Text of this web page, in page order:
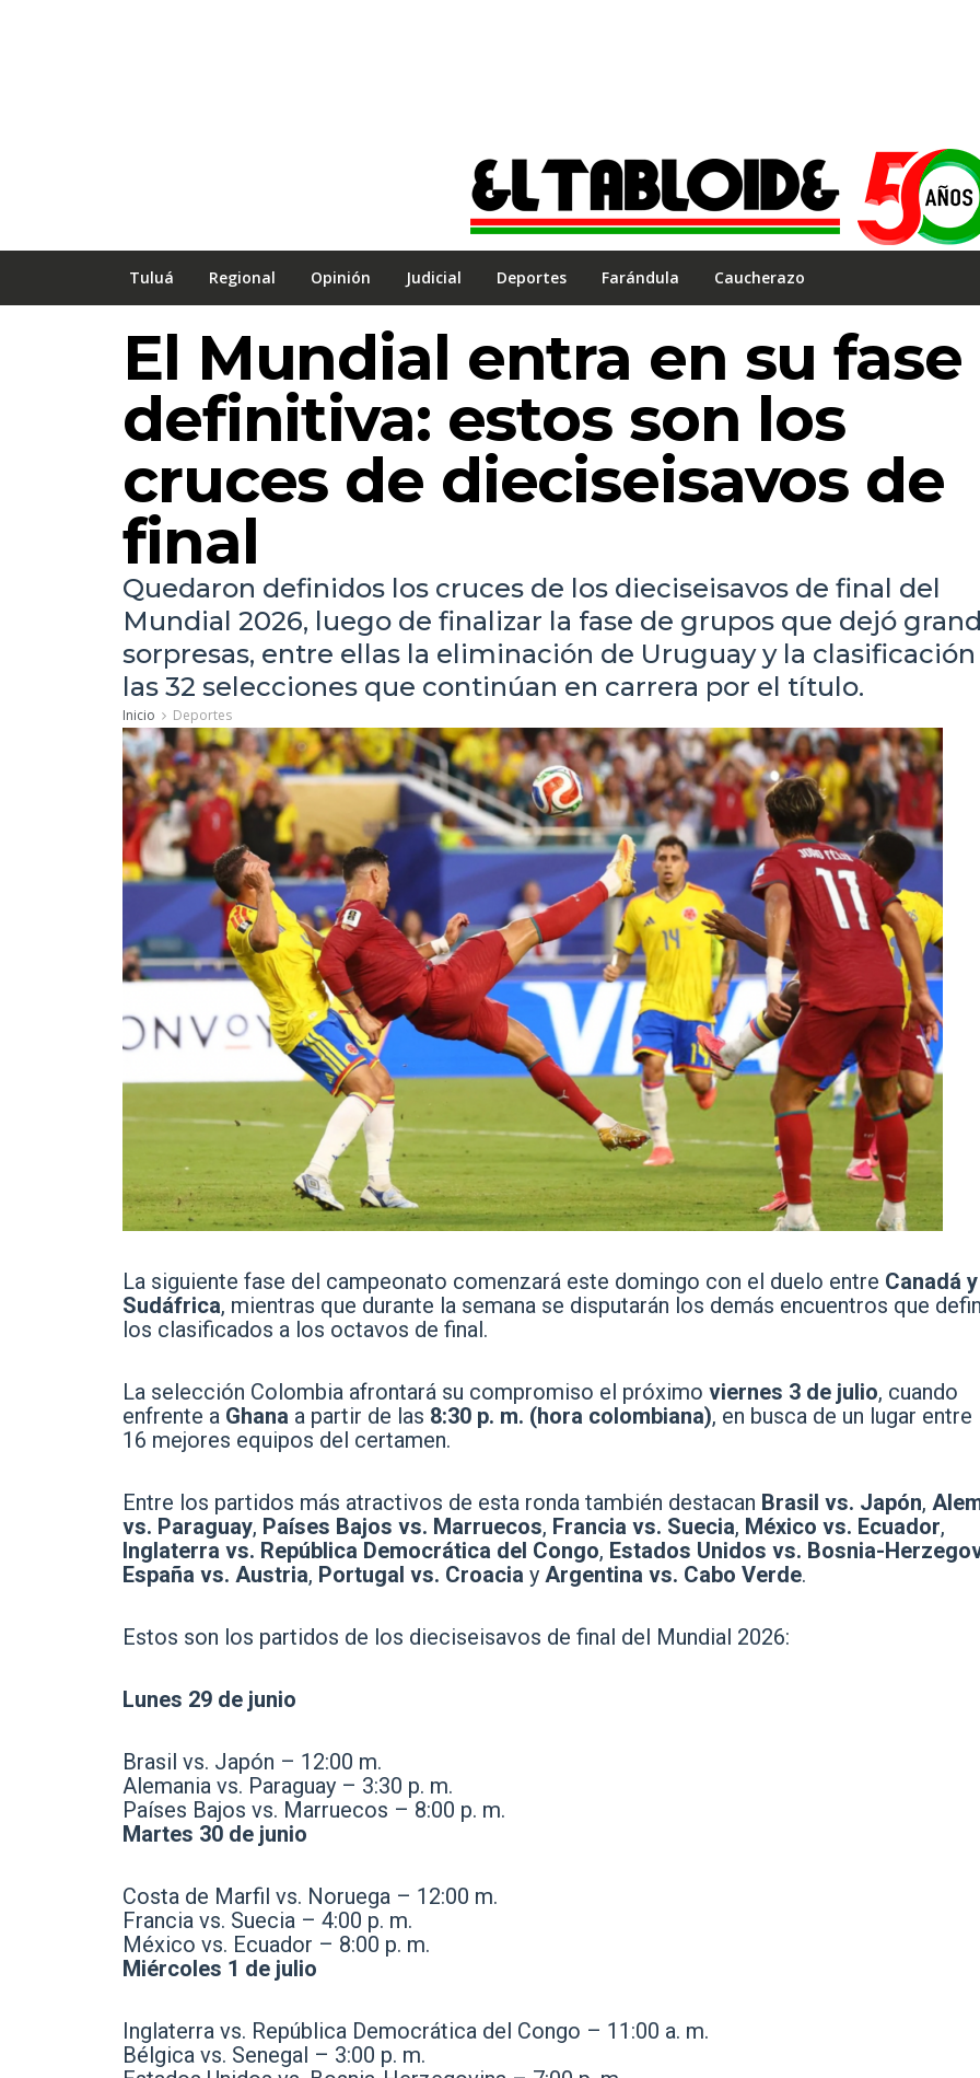
Tuluá Regional Opinión Judicial Deportes Farándula Caucherazo
El Mundial entra en su fase
definitiva: estos son los
cruces de dieciseisavos de
final
Quedaron definidos los cruces de los dieciseisavos de final del
Mundial 2026, luego de finalizar la fase de grupos que dejó
sorpresas, entre ellas la eliminación de Uruguay y la
las 32 selecciones que continúan en carrera por el título.
Inicio Deportes
La siguiente fase del campeonato comenzará este domingo con el duelo entre Canadá y
Sudáfrica, mientras que durante la semana se disputarán los demás encuentros que
los clasificados a los octavos de final.
La selección Colombia afrontará su compromiso el próximo viernes 3 de julio, cuando
enfrente a Ghana a partir de las 8:30 p. m. (hora colombiana), en busca de un lugar entre
16 mejores equipos del certamen.
Entre los partidos más atractivos de esta ronda también destacan Brasil vs. Japón,
vs. Paraguay, Países Bajos vs. Marruecos, Francia vs. Suecia, México vs. Ecuador,
Inglaterra vs. República Democrática del Congo, Estados Unidos vs. Bosnia-
España vs. Austria, Portugal vs. Croacia y Argentina vs. Cabo Verde.
Estos son los partidos de los dieciseisavos de final del Mundial 2026:
Lunes 29 de junio
Brasil vs. Japón – 12:00 m.
Alemania vs. Paraguay – 3:30 p. m.
Países Bajos vs. Marruecos – 8:00 p. m.
Martes 30 de junio
Costa de Marfil vs. Noruega – 12:00 m.
Francia vs. Suecia – 4:00 p. m.
México vs. Ecuador – 8:00 p. m.
Miércoles 1 de julio
Inglaterra vs. República Democrática del Congo – 11:00 a. m.
Bélgica vs. Senegal – 3:00 p. m.